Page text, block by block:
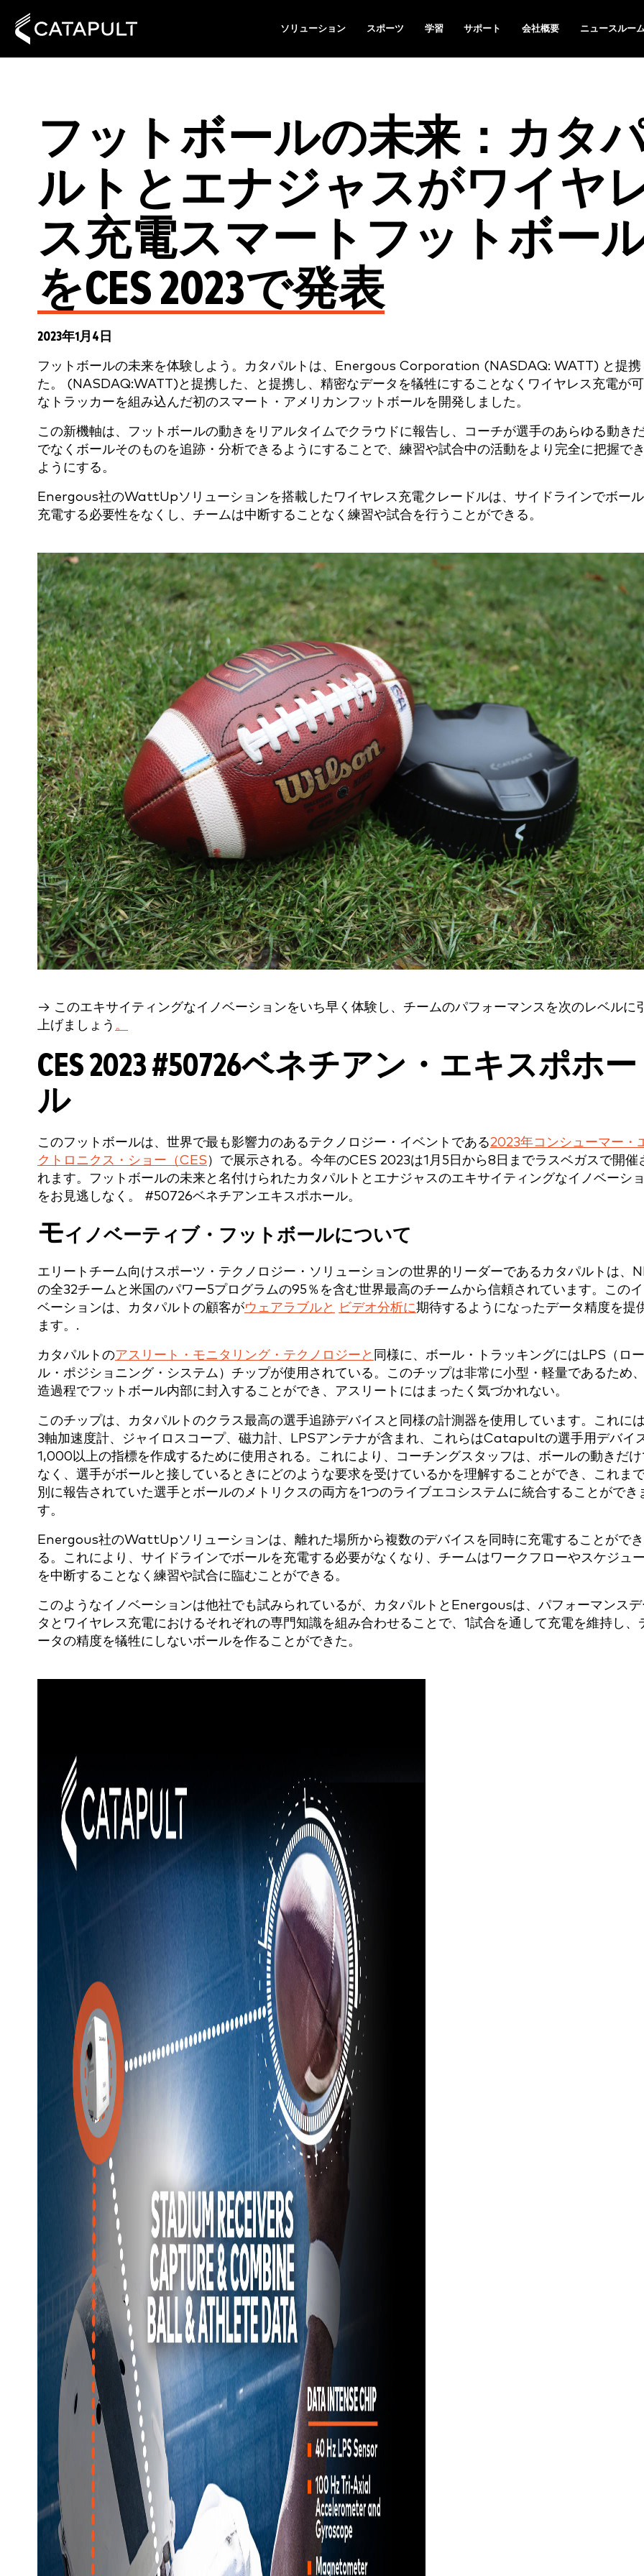
ソリューション スポーツ 学習 サポート 会社概要 ニュースルー
フットボールの未来：カタ
ルトとエナジャスがワイヤ
ス充電スマートフットボー
をCES 2023で発表
2023年1月4日
フットボールの未来を体験しよう。カタパルトは、Energous Corporation (NASDAQ: WATT) と提携
た。 (NASDAQ:WATT)と提携した、
と提携し、精密なデータを犠牲にすることなくワイヤレス充電が
なトラッカーを組み込んだ初のスマート・アメリカンフットボールを開発しました。
この新機軸は、フットボールの動きをリアルタイムでクラウドに報告し、コーチが選手のあらゆる動き
でなくボールそのものを追跡・分析できるようにすることで、練習や試合中の活動をより完全に把握で
ようにする。
Energous社のWattUpソリューションを搭載したワイヤレス充電クレードルは、サイドラインでボー
充電する必要性をなくし、チームは中断することなく練習や試合を行うことができる。
→ このエキサイティングなイノベーションをいち早く体験し、チームのパフォーマンスを次のレベルに
上げましょう 。
CES 2023#50726ベネチアン・エキスポホー
ル
このフットボールは、世界で最も影響力のあるテクノロジー・イベントである2023年コンシューマー・
クトロニクス・ショー（CES ）で展示される。今年のCES 2023は1月5日から8日までラスベガスで開催
れます。フットボールの未来と名付けられたカタパルトとエナジャスのエキサイティングなイノベーシ
をお見逃しなく。 #50726ベネチアンエキスポホール。
モイノベーティブ・フットボールについて
エリートチーム向けスポーツ・テクノロジー・ソリューションの世界的リーダーであるカタパルトは、
の全32チームと米国のパワー5プログラムの95％を含む世界最高のチームから信頼されています。この
ベーションは、カタパルトの顧客がウェアラブルと ビデオ分析に期待するようになったデータ精度を提
ます。 .
カタパルトのアスリート・モニタリング・テクノロジーと 同様に、ボール・トラッキングにはLPS（ロ
ル・ポジショニング・システム）チップが使用されている。このチップは非常に小型・軽量であるため
造過程でフットボール内部に封入することができ、アスリートにはまったく気づかれない。
このチップは、カタパルトのクラス最高の選手追跡デバイスと同様の計測器を使用しています。これに
3軸加速度計、ジャイロスコープ、磁力計、LPSアンテナが含まれ、これらはCatapultの選手用デバイ
1,000以上の指標を作成するために使用される。これにより、コーチングスタッフは、ボールの動きだ
なく、選手がボールと接しているときにどのような要求を受けているかを理解することができ、これま
別に報告されていた選手とボールのメトリクスの両方を1つのライブエコシステムに統合することができ
す。
Energous社のWattUpソリューションは、離れた場所から複数のデバイスを同時に充電することができ
る。
これにより、サイドラインでボールを充電する必要がなくなり、チームはワークフローやスケジュ
を中断することなく練習や試合に臨むことができる。
このようなイノベーションは他社でも試みられているが、カタパルトとEnergousは、パフォーマンス
タとワイヤレス充電におけるそれぞれの専門知識を組み合わせることで、1試合を通して充電を維持し、
ータの精度を犠牲にしないボールを作ることができた。